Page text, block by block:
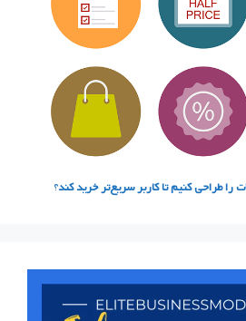
طراحی کنیم تا کاربر سریع‌تر خرید کند؟